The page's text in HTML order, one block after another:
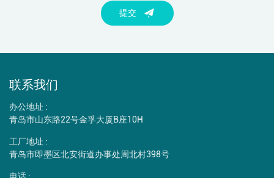
提交
联系我们
办公地址 :
青岛市山东路22号金孚大厦B座10H
工厂地址 :
青岛市即墨区北安街道办事处周北村398号